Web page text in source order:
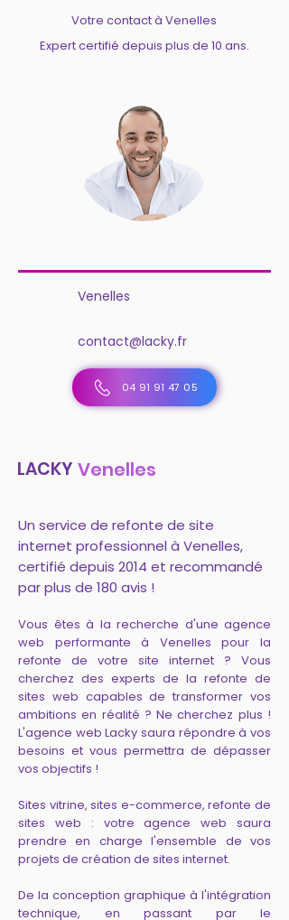
Votre contact à Venelles
Expert certifié depuis plus de 10 ans.
Venelles
contact@lacky.fr
04 91 91 47 05
LACKY Venelles
Un service de refonte de site
internet professionnel à Venelles,
certifié depuis 2014 et recommandé
par plus de 180 avis !
Vous êtes à la recherche d'une agence
web performante à Venelles pour la
refonte de votre site internet ? Vous
cherchez des experts de la refonte de
sites web capables de transformer vos
ambitions en réalité ? Ne cherchez plus !
L'agence web Lacky saura répondre à vos
besoins et vous permettra de dépasser
vos objectifs !
Sites vitrine, sites e-commerce, refonte de
sites web : votre agence web saura
prendre en charge l'ensemble de vos
projets de création de sites internet.
De la conception graphique à l'intégration
technique, en passant par le